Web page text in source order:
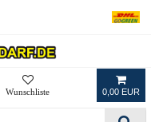
0,00 EUR